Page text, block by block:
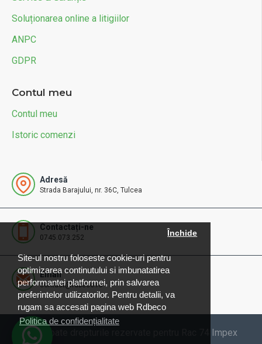
Site-ul nostru foloseste cookie-uri pentru
optimizarea continutului si imbunatatirea
performantei platformei, prin salvarea
preferintelor utilizatorilor. Pentru detalii, va
rugam sa accesati pagina web Rdbeco
Politica de confidențialitate
Închide
Soluționarea online a litigiilor
ANPC
GDPR
Contul meu
Contul meu
Istoric comenzi
Adresă
Strada Barajului, nr. 36C, Tulcea
Contactați-ne
0745.073.252
Email
contact@rdbeco.ro
© 2025 Toate drepturile rezervate pentru Rac 74 Impex